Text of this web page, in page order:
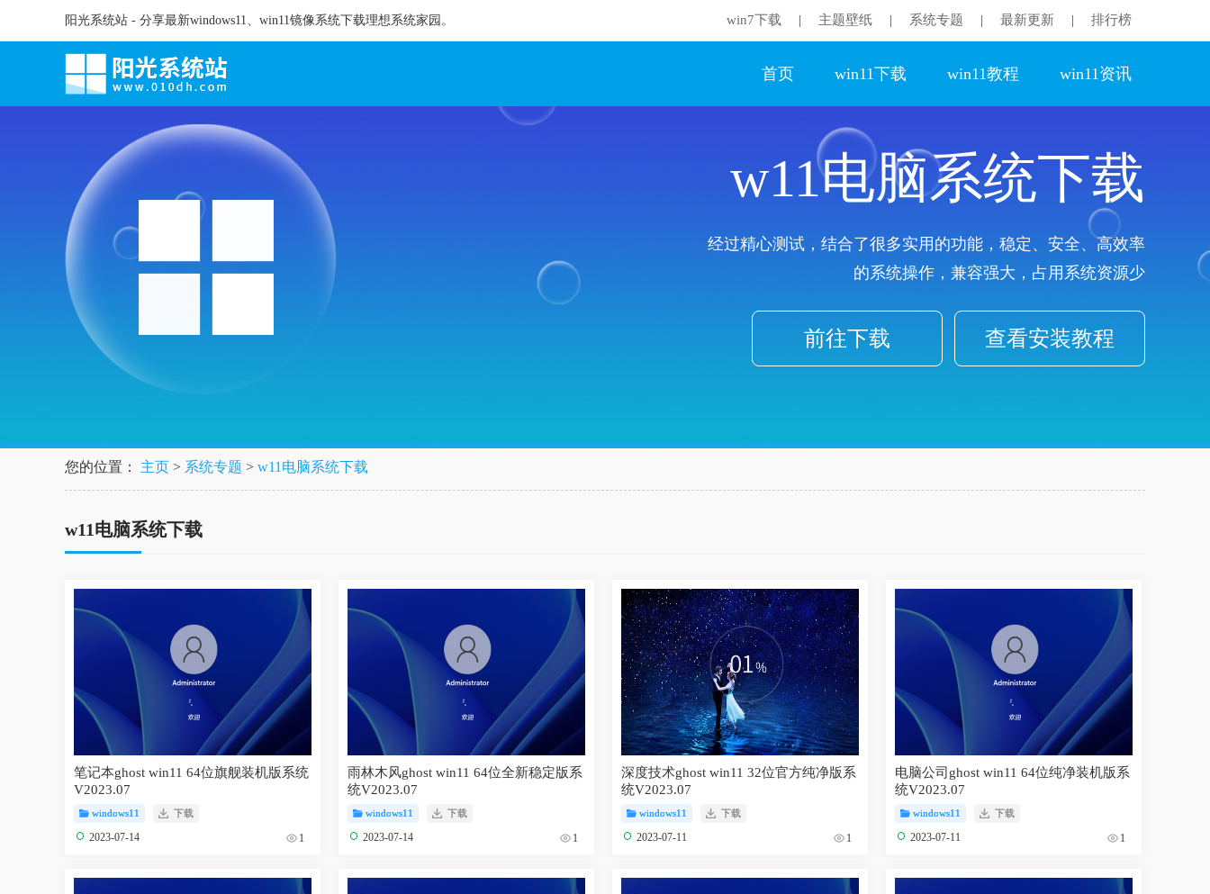
阳光系统站 - 分享最新windows11、win11镜像系统下载理想系统家园。 win7下载 主题壁纸 系统专题 最新更新 排行榜
首页 win11下载 win11教程 win11资讯
w11电脑系统下载
经过精心测试，结合了很多实用的功能，稳定、安全、高效率
的系统操作，兼容强大，占用系统资源少
查看安装教程
前往下载
您的位置： 主页 > 系统专题 > w11电脑系统下载
w11电脑系统下载
笔记本ghost win11 64位旗舰装机版系统
V2023.07
windows11 下载
2023-07-14 1
雨林木风ghost win11 64位全新稳定版系
统V2023.07
windows11 下载
2023-07-14 1
深度技术ghost win11 32位官方纯净版系
统V2023.07
windows11 下载
2023-07-11 1
电脑公司ghost win11 64位纯净装机版系
统V2023.07
windows11 下载
2023-07-11 1